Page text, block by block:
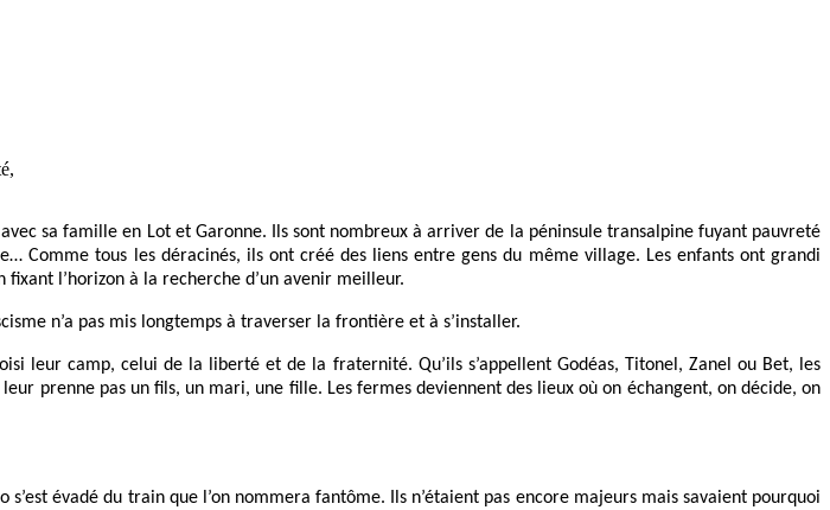
sa famille en Lot et Garonne. Ils sont nombreux à arriver de la péninsule transalpine fuyant pauvreté
Comme tous les déracinés, ils ont créé des liens entre gens du même village. Les enfants ont grandi
l’horizon à la recherche d’un avenir meilleur.
n’a pas mis longtemps à traverser la frontière et à s’installer.
leur camp, celui de la liberté et de la fraternité. Qu’ils s’appellent Godéas, Titonel, Zanel ou Bet, les
prenne pas un fils, un mari, une fille. Les fermes deviennent des lieux où on échangent, on décide, on
évadé du train que l’on nommera fantôme. Ils n’étaient pas encore majeurs mais savaient pourquoi